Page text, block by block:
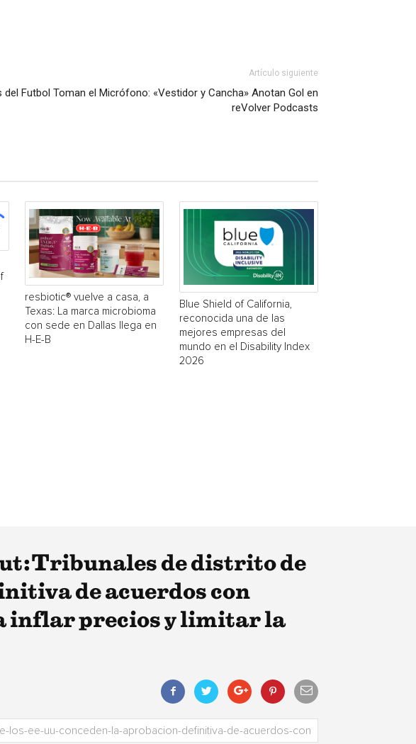
Artículo siguiente
del Futbol Toman el Micrófono: «Vestidor y Cancha» Anotan Gol en
reVolver Podcasts
resbiotic® vuelve a casa, a
Texas: La marca microbioma
con sede en Dallas llega en
H-E-B
Blue Shield of California,
reconocida una de las
mejores empresas del
mundo en el Disability Index
2026
de distrito de
de acuerdos con
inflar precios y limitar la